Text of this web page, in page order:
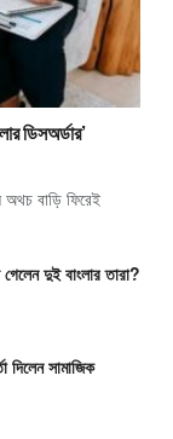
ডিসঅর্ডার’
অথচ বাড়ি ফিরেই
দুই বাংলার তারা?
দিলেন সামাজিক